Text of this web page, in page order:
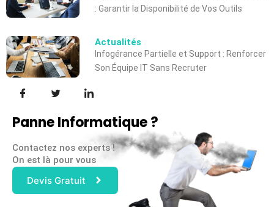
: Garantir la Disponibilité de Vos Outils
Actualités
Infogérance Partielle et Support : Renforcer
Son Équipe IT Sans Recruter
Panne Informatique ?
Contactez nos experts !
On est là pour vous
Devis Gratuit